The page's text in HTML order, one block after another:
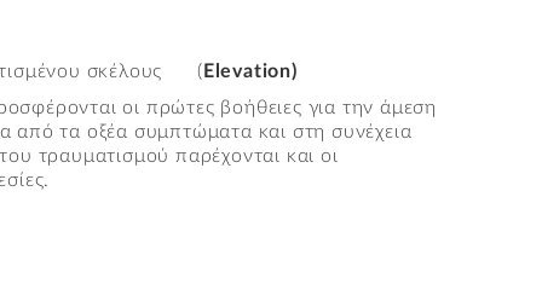
σκέλους ( Elevation)
οι πρώτες βοήθειες για την άμεση
από τα οξέα συμπτώματα και στη συνέχεια
τραυματισμού παρέχονται και οι